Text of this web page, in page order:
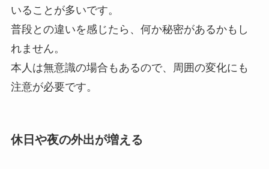
いることが多いです。
普段との違いを感じたら、何か秘密があるかもし
れません。
本人は無意識の場合もあるので、周囲の変化にも
注意が必要です。
休日や夜の外出が増える